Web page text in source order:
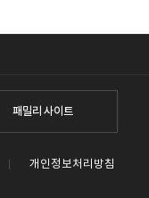
패밀리 사이트
개인정보처리방침